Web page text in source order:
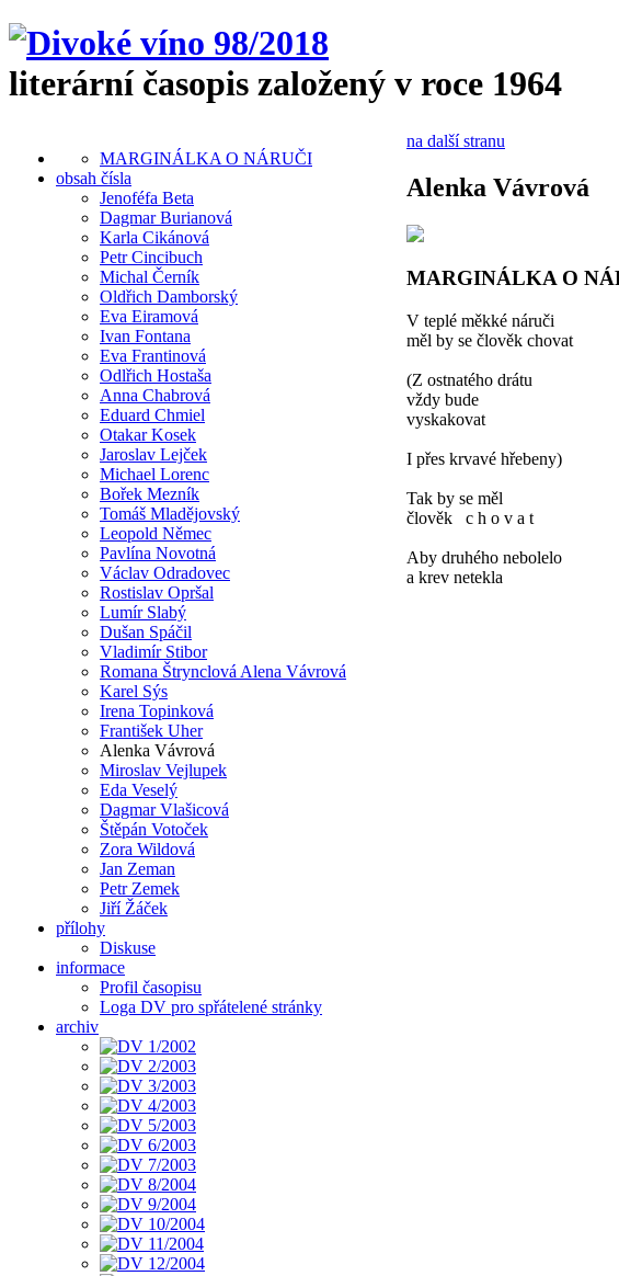
literární časopis založený v roce 1964
MARGINÁLKA O NÁRUČI
obsah čísla
Jenoféfa Beta
Dagmar Burianová
Karla Cikánová
Petr Cincibuch
Michal Černík
Oldřich Damborský
Eva Eiramová
Ivan Fontana
Eva Frantinová
Odlřich Hostaša
Anna Chabrová
Eduard Chmiel
Otakar Kosek
Jaroslav Lejček
Michael Lorenc
Bořek Mezník
Tomáš Mladějovský
Leopold Němec
Pavlína Novotná
Václav Odradovec
Rostislav Opršal
Lumír Slabý
Dušan Spáčil
Vladimír Stibor
Romana Štrynclová Alena Vávrová
Karel Sýs
Irena Topinková
František Uher
Alenka Vávrová
Miroslav Vejlupek
Eda Veselý
Dagmar Vlašicová
Štěpán Votoček
Zora Wildová
Jan Zeman
Petr Zemek
Jiří Žáček
přílohy
Diskuse
informace
Profil časopisu
Loga DV pro spřátelené stránky
archiv
na další stranu
Alenka Vávrová
MARGINÁLKA O
V teplé měkké náruči
měl by se člověk chovat
(Z ostnatého drátu
vždy bude
vyskakovat
I přes krvavé hřebeny)
Tak by se měl
člověk c h o v a t
Aby druhého nebolelo
a krev netekla